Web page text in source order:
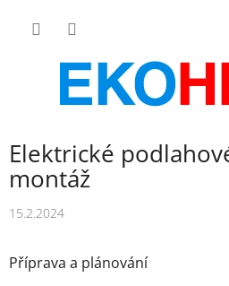
Elektrické
montáž
15.2.2024
Příprava a plánování